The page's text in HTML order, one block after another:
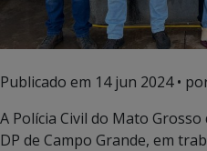
Publicado em 14 jun 2024•
A Polícia Civil do Mato
DP de Campo Grande, em